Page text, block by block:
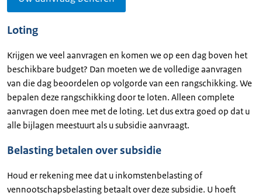
Loting
Krijgen we veel aanvragen en komen we op een dag boven het
beschikbare budget? Dan moeten we de volledige aanvragen
van die dag beoordelen op volgorde van een rangschikking. We
bepalen deze rangschikking door te loten. Alleen complete
aanvragen doen mee met de loting. Let dus extra goed op dat u
alle bijlagen meestuurt als u subsidie aanvraagt.
Belasting betalen over subsidie
Houd er rekening mee dat u inkomstenbelasting of
vennootschapsbelasting betaalt over deze subsidie. U hoeft